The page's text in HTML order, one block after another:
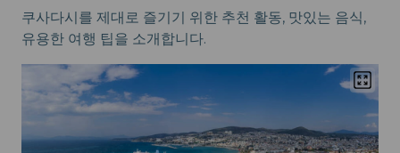
쿠사다시를 제대로 즐기기 위한 추천 활동, 맛있는 음식,
유용한 여행 팁을 소개합니다.